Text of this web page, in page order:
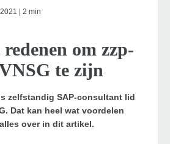
| 2 min
om zzp-
te zijn
zelfstandig SAP-consultant lid
Dat kan heel wat voordelen
over in dit artikel.